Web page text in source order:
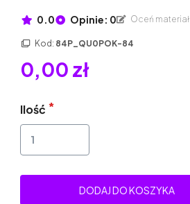
0.0 Opinie: 0 Oceń materiał
Kod: 84P_QU0POK-84
0,00 zł
Ilość
DODAJ DO KOSZYKA